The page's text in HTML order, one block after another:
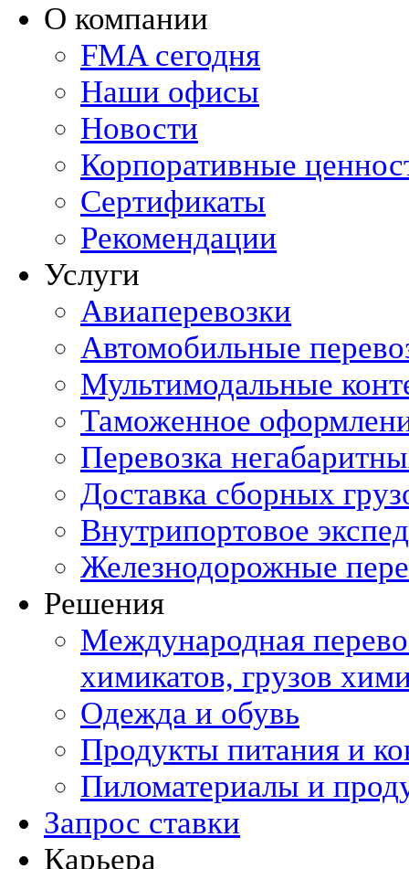
О компании
FMA сегодня
Наши офисы
Новости
Корпоративные
Сертификаты
Рекомендации
Услуги
Авиаперевозки
Автомобильные
Мультимодальные
Таможенное
Перевозка
Доставка сборных
Внутрипортовое
Железнодорожные
Решения
Международная
химикатов, грузов
Одежда и обувь
Продукты питания и
Пиломатериалы и
Запрос ставки
Карьера